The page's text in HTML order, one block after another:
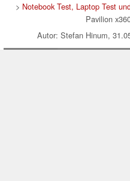
> Notebook Test, Laptop Test
Pavilion
Autor: Stefan Hinum,